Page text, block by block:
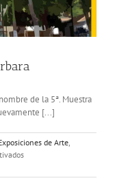
de la 5ª. Muestra
[...]
de Arte
en
Muestra